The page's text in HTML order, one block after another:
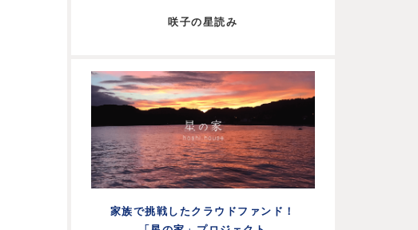
咲子の星読み
家族で挑戦したクラウドファンド！